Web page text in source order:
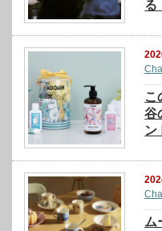
る
こ
谷
ン
ム